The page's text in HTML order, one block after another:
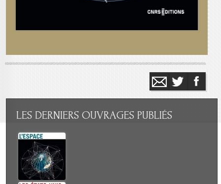
LES DERNIERS OUVRAGES PUBLIÉS